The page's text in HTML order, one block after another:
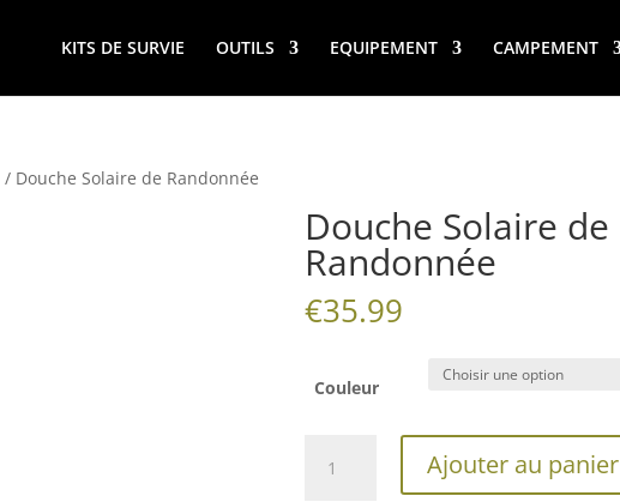
KITS DE SURVIE OUTILS EQUIPEMENT CAMPEMENT
/ Douche Solaire de Randonnée
Douche Solaire de
Randonnée
€35.99
Couleur
Ajouter au panier